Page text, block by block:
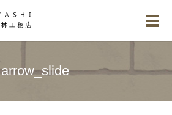
メ
arrow_slide